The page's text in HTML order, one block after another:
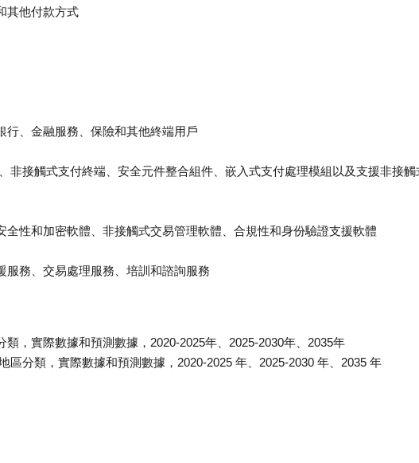
其他付款方式
行、金融服務、保險和其他終端用戶
非接觸式支付終端、安全元件整合組件、嵌入式支付處理模組以及支援非接觸
全性和加密軟體、非接觸式交易管理軟體、合規性和身份驗證支援軟體
服務、交易處理服務、培訓和諮詢服務
，實際數據和預測數據，2020-2025年、2025-2030年、2035年
區分類，實際數據和預測數據，2020-2025 年、2025-2030 年、2035 年